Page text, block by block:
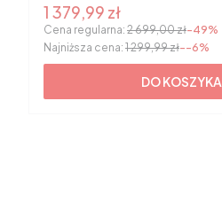
Cena promocyjna
1 379,99 zł
Cena regularna: 2 699,00 zł-49%
Najniższa cena: 1 299,99 zł--6%
DO KOSZYKA